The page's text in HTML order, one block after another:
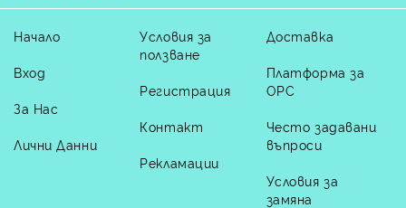
Начало
Вход
За Нас
Лични Данни
Условия за
ползване
Регистрация
Контакт
Рекламации
Доставка
Платформа за
ОРС
Често задавани
въпроси
Условия за
замяна